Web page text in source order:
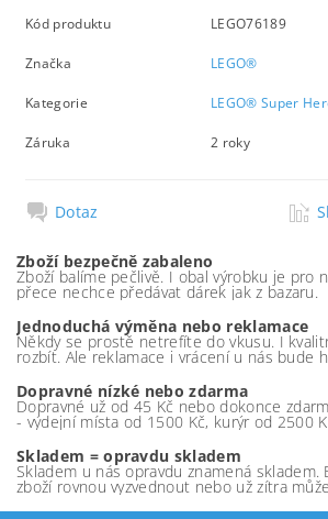
Kód produktu LEGO76189
Značka LEGO®
Kategorie LEGO® Super
Záruka 2 roky
Dotaz
Zboží bezpečně zabaleno
Zboží balíme pečlivě. I obal výrobku je pro
přece nechce předávat dárek jak z bazaru.
Jednoduchá výměna nebo reklamace
Někdy se prostě netrefíte do vkusu. I
rozbít. Ale reklamace i vrácení u nás bude
Dopravné nízké nebo zdarma
Dopravné už od 45 Kč nebo dokonce
- výdejní místa od 1500 Kč, kurýr od 2500
Skladem = opravdu skladem
Skladem u nás opravdu znamená skladem.
zboží rovnou vyzvednout nebo už zítra